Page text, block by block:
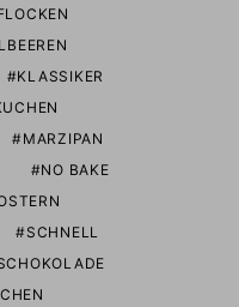
KLASSIKER
MARZIPAN
NO BAKE
SCHNELL